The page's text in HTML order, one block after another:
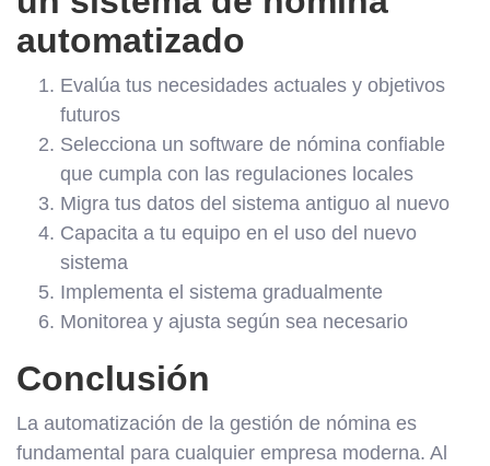
automatizado
Evalúa tus necesidades actuales y objetivos
futuros
Selecciona un software de nómina confiable
que cumpla con las regulaciones locales
Migra tus datos del sistema antiguo al nuevo
Capacita a tu equipo en el uso del nuevo
sistema
Implementa el sistema gradualmente
Monitorea y ajusta según sea necesario
Conclusión
La automatización de la gestión de nómina es
fundamental para cualquier empresa moderna. Al